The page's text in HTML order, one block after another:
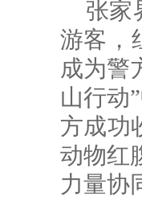
张家
游客，
成为警
山行动
方成功
动物红
力量协